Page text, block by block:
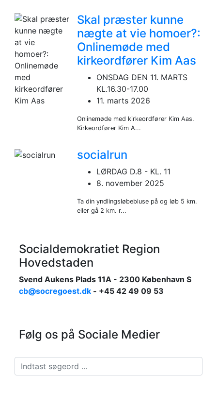
Skal præster kunne
nægte at vie homoer?:
Onlinemøde med
kirkeordfører Kim Aas
ONSDAG DEN 11. MARTS
KL.16.30-17.00
11. marts 2026
Onlinemøde med kirkeordfører Kim Aas.
Kirkeordfører Kim A...
socialrun
LØRDAG D.8 - KL. 11
8. november 2025
Ta din yndlingsløbebluse på og løb 5 km.
eller gå 2 km. r...
Socialdemokratiet Region
Hovedstaden
Svend Aukens Plads 11A - 2300 København S
cb@socregoest.dk - +45 42 49 09 53
Følg os på Sociale Medier